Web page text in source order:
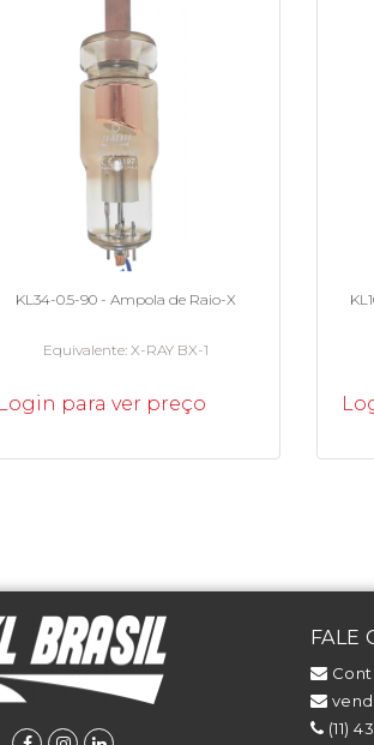
KL34-0.5-90 - Ampola de Raio-X
Equivalente X-RAY BX-1
Login para ver preço
FALE
(11)